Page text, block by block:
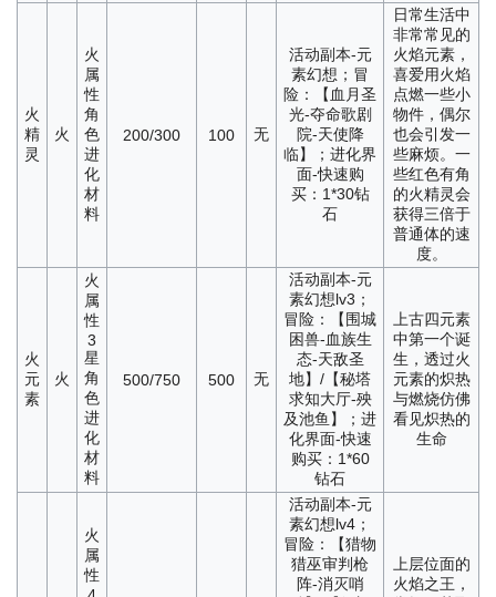
火
精
灵
火
火
属
性
角
色
进
化
材
料
200/300 100 无
活动副本-元
素幻想；冒
险：【血月圣
光-夺命歌剧
院-天使降
临】；进化界
面-快速购
买：1*30钻
石
日常生活中
非常常见的
火焰元素，
喜爱用火焰
点燃一些小
物件，偶尔
也会引发一
些麻烦。一
些红色有角
的火精灵会
获得三倍于
普通体的速
度。
火
元
素
火
火
属
性
3
星
角
色
进
化
材
料
500/750 500 无
活动副本-元
素幻想lv3；
冒险：【围城
困兽-血族生
态-天敌圣
地】/【秘塔
求知大厅-殃
及池鱼】；进
化界面-快速
购买：1*60
钻石
上古四元素
中第一个诞
生，透过火
元素的炽热
与燃烧仿佛
看见炽热的
生命
火
属
性
活动副本-元
素幻想lv4；
冒险：【猎物
猎巫审判枪
阵-消灭哨
上层位面的
火焰之王，